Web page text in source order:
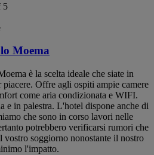
5
Moema
è la scelta ideale che siate in
Offre agli ospiti ampie camere
come aria condizionata e WIFI.
e in palestra. L'hotel dispone anche di
che sono in corso lavori nelle
potrebbero verificarsi rumori che
vostro soggiorno nonostante il nostro
l'impatto.